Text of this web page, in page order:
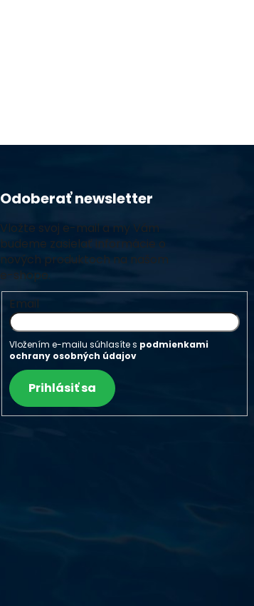
Odoberať newsletter
Vložte svoj e-mail a my Vám
budeme zasielať informácie o
nových produktoch na našom
e-shope.
Email
Vložením e-mailu súhlasíte s podmienkami
ochrany osobných údajov
Prihlásiť sa